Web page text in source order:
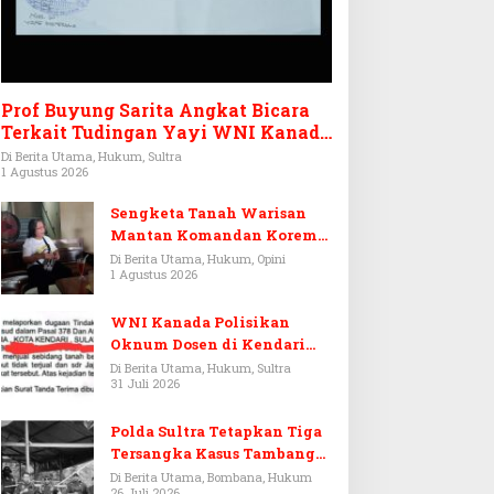
Prof Buyung Sarita Angkat Bicara
Terkait Tudingan Yayi WNI Kanada
Ditagih Utang Rp3,6 Miliar
Di Berita Utama, Hukum, Sultra
1 Agustus 2026
Sengketa Tanah Warisan
Mantan Komandan Korem
143/HO, Ketika Warisan
Menjadi Arena Pemerasan
Di Berita Utama, Hukum, Opini
1 Agustus 2026
WNI Kanada Polisikan
Oknum Dosen di Kendari
Terkait Aset Puluhan Miliar
Di Berita Utama, Hukum, Sultra
31 Juli 2026
Polda Sultra Tetapkan Tiga
Tersangka Kasus Tambang
Emas Ilegal di Bombana
Di Berita Utama, Bombana, Hukum